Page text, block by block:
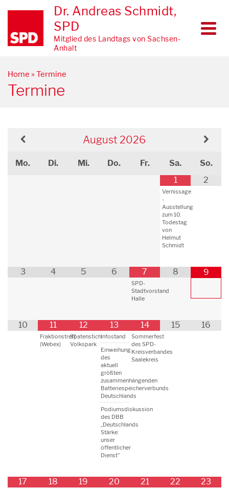
Dr. Andreas Schmidt,
SPD
Mitglied des Landtags von Sachsen-
Anhalt
Home » Termine
Termine
August 2026
Mo. Di. Mi. Do. Fr. Sa.
So.
1
Vernissage
-
Ausstellung
zum 10.
Todestag
von
Helmut
Schmidt
2
3 4 5 6 7
SPD-
Stadtvorstand
Halle
8 9
10 11
Fraktionstreff
(Webex)
12
Spatenstich
Volkspark
13
Infostand
Einweihung
des
aktuell
größten
zusammenhängenden
Batteriespeicherverbunds
Deutschlands
Podiumsdiskussion
des DBB
„Deutschlands
Stärke:
unser
öffentlicher
Dienst“
14
Sommerfest
des SPD-
Kreisverbandes
Saalekreis
15 16
17 18 19 20 21 22 23